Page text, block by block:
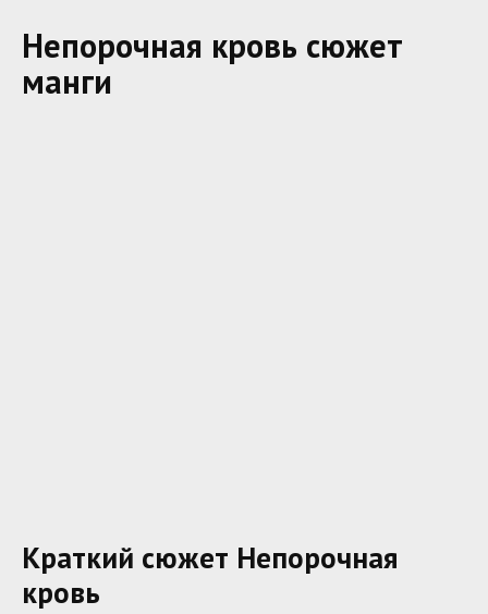
Непорочная кровь сюжет
манги
Краткий сюжет Непорочная
кровь